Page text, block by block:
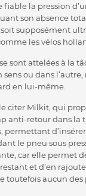
fiable la pression
son absence
soit supposément
les vélos
sont attelées à la
sens ou dans
en lui-même.
citer Milkit, qui
anti-retour dans la
permettant
le pneu sous
car elle permet
et d’en
toutefois aucun des